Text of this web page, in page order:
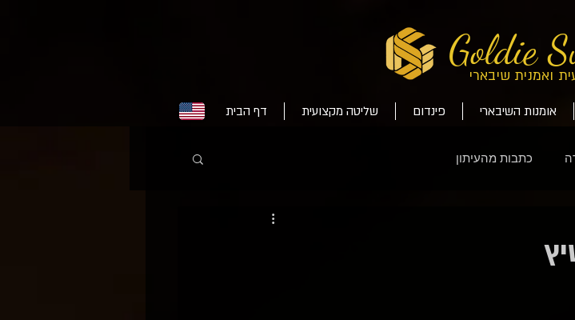
ואמנית שיבארי
Goldie
דף הבית שליטה מקצועית פינדום אומנות השיבארי
כתבות מהעיתון